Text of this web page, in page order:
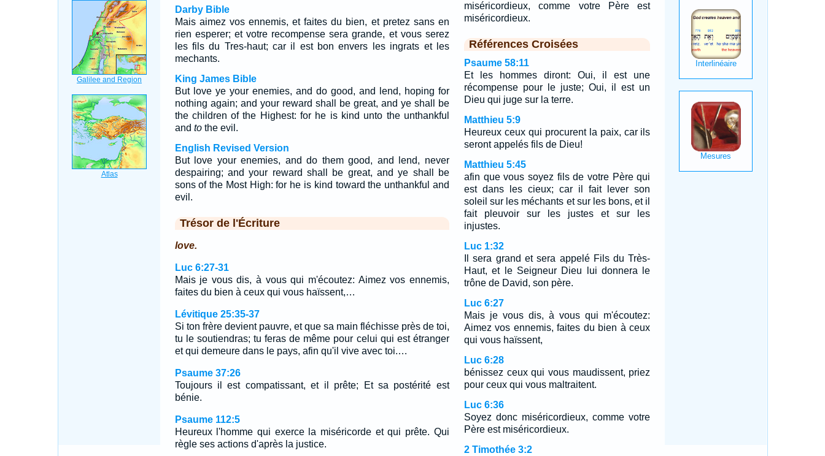
Darby Bible
Mais aimez vos ennemis, et faites du bien, et pretez sans en
rien esperer; et votre recompense sera grande, et vous serez
les fils du Tres-haut; car il est bon envers les ingrats et les
mechants.
King James Bible
But love ye your enemies, and do good, and lend, hoping for
nothing again; and your reward shall be great, and ye shall be
the children of the Highest: for he is kind unto the unthankful
and tothe evil.
English Revised Version
But love your enemies, and do them good, and lend, never
despairing; and your reward shall be great, and ye shall be
sons of the Most High: for he is kind toward the unthankful and
evil.
Trésor de l'Écriture
love.
Luc 6:27-31
Mais je vous dis, à vous qui m'écoutez: Aimez vos ennemis,
faites du bien à ceux qui vous haïssent,…
Lévitique 25:35-37
Si ton frère devient pauvre, et que sa main fléchisse près de toi,
tu le soutiendras; tu feras de même pour celui qui est étranger
et qui demeure dans le pays, afin qu'il vive avec toi.…
Psaume 37:26
Toujours il est compatissant, et il prête; Et sa postérité est
bénie.
Psaume 112:5
Heureux l'homme qui exerce la miséricorde et qui prête. Qui
règle ses actions d'après la justice.
miséricordieux, comme votre Père est
miséricordieux.
Références Croisées
Psaume 58:11
Et les hommes diront: Oui, il est une
récompense pour le juste; Oui, il est un
Dieu qui juge sur la terre.
Matthieu 5:9
Heureux ceux qui procurent la paix, car ils
seront appelés fils de Dieu!
Matthieu 5:45
afin que vous soyez fils de votre Père qui
est dans les cieux; car il fait lever son
soleil sur les méchants et sur les bons, et il
fait pleuvoir sur les justes et sur les
injustes.
Luc 1:32
Il sera grand et sera appelé Fils du Très-
Haut, et le Seigneur Dieu lui donnera le
trône de David, son père.
Luc 6:27
Mais je vous dis, à vous qui m'écoutez:
Aimez vos ennemis, faites du bien à ceux
qui vous haïssent,
Luc 6:28
bénissez ceux qui vous maudissent, priez
pour ceux qui vous maltraitent.
Luc 6:36
Soyez donc miséricordieux, comme votre
Père est miséricordieux.
2 Timothée 3:2